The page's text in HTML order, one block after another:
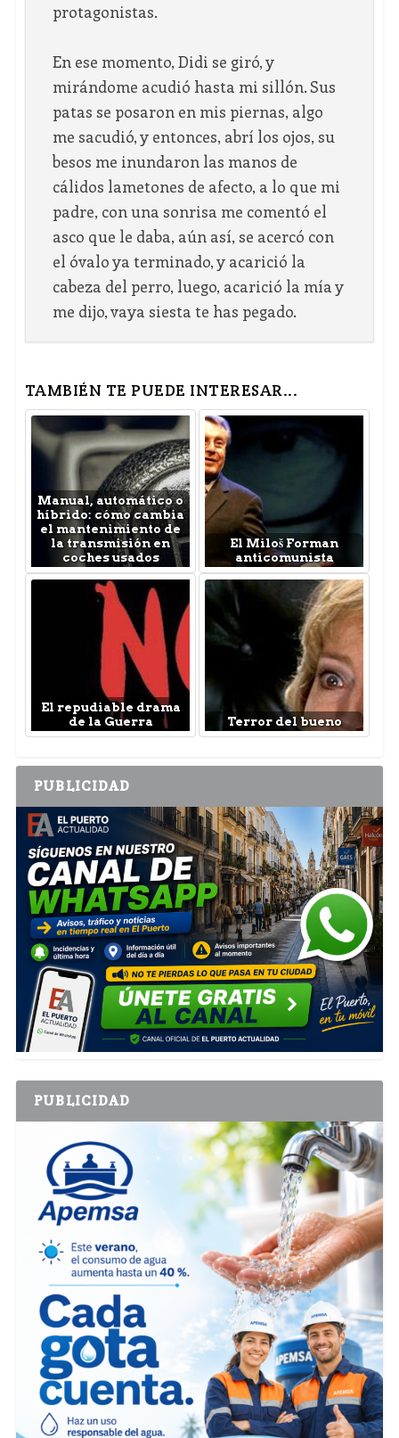
protagonistas.
En ese momento, Didi se giró, y
mirándome acudió hasta mi sillón. Sus
patas se posaron en mis piernas, algo
me sacudió, y entonces, abrí los ojos, su
besos me inundaron las manos de
cálidos lametones de afecto, a lo que mi
padre, con una sonrisa me comentó el
asco que le daba, aún así, se acercó con
el óvalo ya terminado, y acarició la
cabeza del perro, luego, acarició la mía y
me dijo, vaya siesta te has pegado.
TAMBIÉN TE PUEDE INTERESAR...
Manual, automático o
híbrido: cómo cambia
el mantenimiento de
la transmisión en
coches usados
El Miloš Forman
anticomunista
El repudiable drama
de la Guerra
Terror del bueno
PUBLICIDAD
PUBLICIDAD